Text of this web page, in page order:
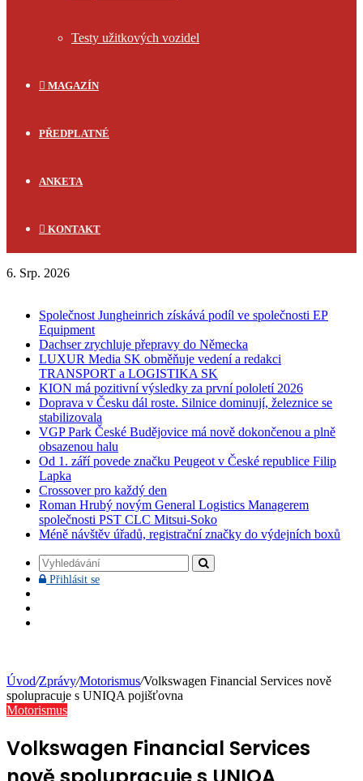
Testy užitkových vozidel
MAGAZÍN
PŘEDPLATNÉ
ANKETA
KONTAKT
6. Srp. 2026
Společnost Jungheinrich získává podíl ve společnosti EP
Equipment
Dachser zrychluje přepravy do Německa
LUXUR Media SK obměňuje vedení a redakci
TRANSPORT a LOGISTIKA SK
KION má pozitivní výsledky za první pololetí 2026
Doprava v Česku dál roste. Silnice dominují, železnice se
stabilizovala
VGP Park České Budějovice má nově dokončenou a plně
obsazenou halu
Od 1. září povede značku Peugeot v České republice Filip
Lapka
Crossover pro každý den
Roman Hrubý novým General Logistics Managerem
společnosti PST CLC Mitsui-Soko
Méně návštěv úřadů, registrační značky do výdejních boxů
Vyhledávání
Přihlásit sePřihlásit
Úvod/Zprávy/Motorismus/Volkswagen Financial Services nově
spolupracuje s UNIQA pojišťovna
Motorismus
Volkswagen Financial Services